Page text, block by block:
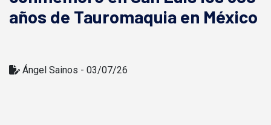
años de Tauromaquia en México
Ángel Sainos - 03/07/26